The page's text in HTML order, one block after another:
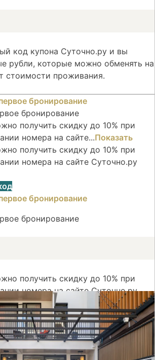
код купона Суточно.ру и вы
рубли, которые можно обменять на
стоимости проживания.
бронирование
получить скидку до 10% при
номера на сайте...Показать
получить скидку до 10% при
номера на сайте Суточно.ру
бронирование
получить скидку до 10% при
номера на сайте Суточно.ру